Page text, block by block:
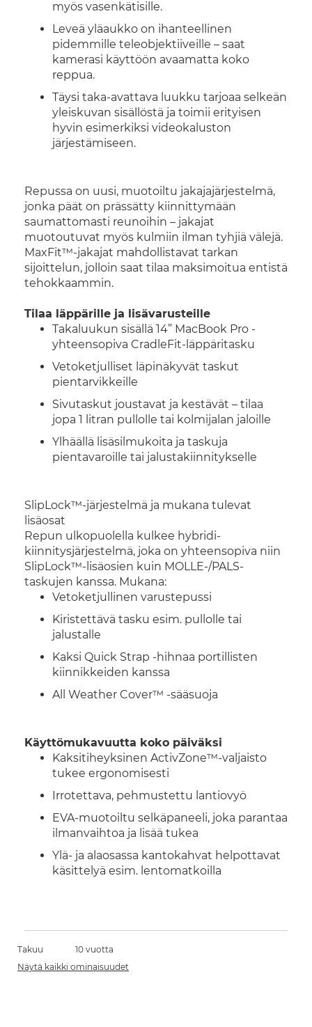
myös vasenkätisille.
Leveä yläaukko on ihanteellinen
pidemmille teleobjektiiveille – saat
kamerasi käyttöön avaamatta koko
reppua.
Täysi taka-avattava luukku tarjoaa selkeän
yleiskuvan sisällöstä ja toimii erityisen
hyvin esimerkiksi videokaluston
järjestämiseen.
Repussa on uusi, muotoiltu jakajajärjestelmä,
jonka päät on prässätty kiinnittymään
saumattomasti reunoihin – jakajat
muotoutuvat myös kulmiin ilman tyhjiä välejä.
MaxFit™-jakajat mahdollistavat tarkan
sijoittelun, jolloin saat tilaa maksimoitua entistä
tehokkaammin.
Tilaa läppärille ja lisävarusteille
Takaluukun sisällä 14” MacBook Pro -
yhteensopiva CradleFit-läppäritasku
Vetoketjulliset läpinäkyvät taskut
pientarvikkeille
Sivutaskut joustavat ja kestävät – tilaa
jopa 1 litran pullolle tai kolmijalan jaloille
Ylhäällä lisäsilmukoita ja taskuja
pientavaroille tai jalustakiinnitykselle
SlipLock™-järjestelmä ja mukana tulevat
lisäosat
Repun ulkopuolella kulkee hybridi-
kiinnitysjärjestelmä, joka on yhteensopiva niin
SlipLock™-lisäosien kuin MOLLE-/PALS-
taskujen kanssa. Mukana:
Vetoketjullinen varustepussi
Kiristettävä tasku esim. pullolle tai
jalustalle
Kaksi Quick Strap -hihnaa portillisten
kiinnikkeiden kanssa
All Weather Cover™ -sääsuoja
Käyttömukavuutta koko päiväksi
Kaksitiheyksinen ActivZone™-valjaisto
tukee ergonomisesti
Irrotettava, pehmustettu lantiovyö
EVA-muotoiltu selkäpaneeli, joka parantaa
ilmanvaihtoa ja lisää tukea
Ylä- ja alaosassa kantokahvat helpottavat
käsittelyä esim. lentomatkoilla
Takuu
10 vuotta
Näytä kaikki ominaisuudet